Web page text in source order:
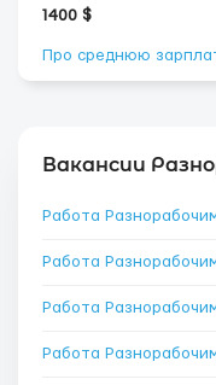
1400 $
Про среднюю
Вакансии
Работа
Работа
Работа
Работа